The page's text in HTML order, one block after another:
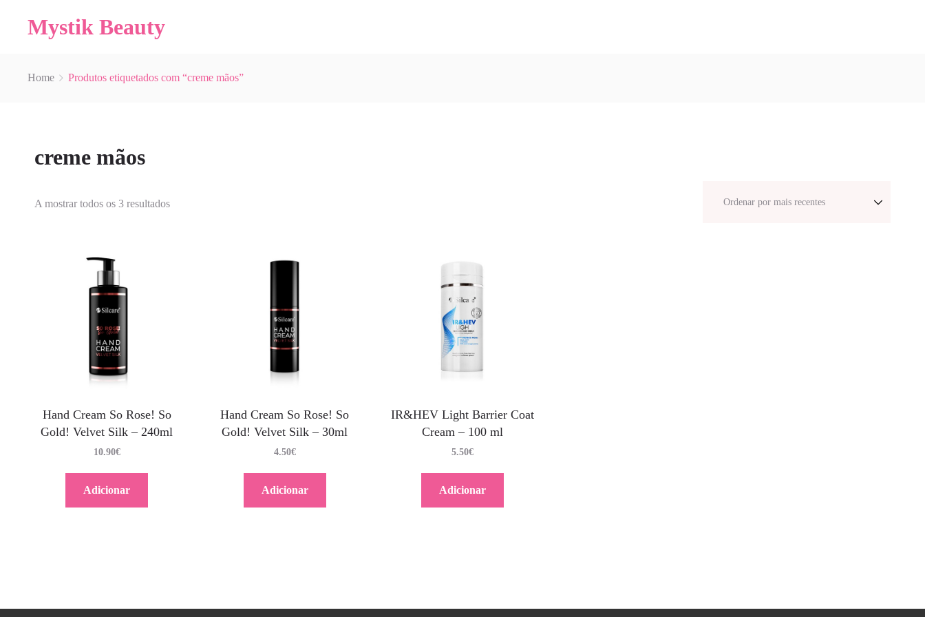
Mystik Beauty
Home Produtos etiquetados com “creme mãos”
creme mãos
A mostrar todos os 3 resultados
Hand Cream So Rose! So
Gold! Velvet Silk – 240ml
10.90€
Adicionar
Hand Cream So Rose! So
Gold! Velvet Silk – 30ml
4.50€
Adicionar
IR&HEV Light Barrier Coat
Cream – 100 ml
5.50€
Adicionar